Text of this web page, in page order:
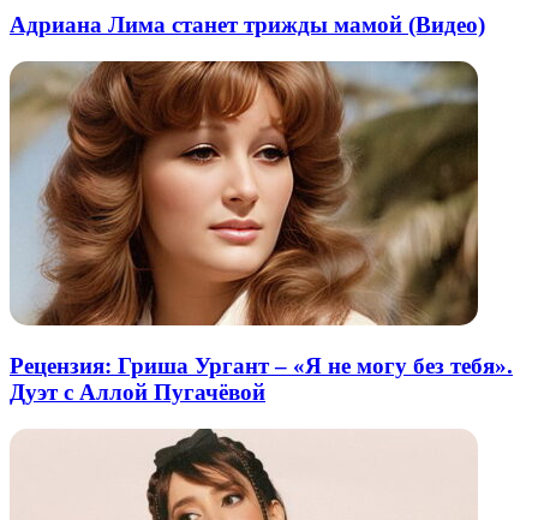
Адриана Лима станет трижды мамой (Видео)
Рецензия: Гриша Ургант – «Я не могу без тебя».
Дуэт с Аллой Пугачёвой